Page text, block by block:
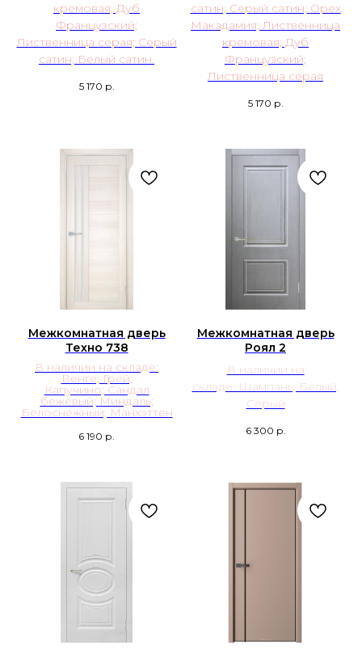
кремовая; Дуб
Французский;
Лиственница серая; Серый
сатин; Белый сатин.
5 170 р.
сатин; Серый сатин; Орех
Макадамия; Лиственница
кремовая; Дуб
Французский;
Лиственница серая
5 170 р.
Межкомнатная дверь
Техно 738
В наличии на складе:
Венге; Грей;
Капучино; Сандал
бежевый; Миндаль;
Белоснежный; Манхэттен
6 190 р.
Межкомнатная дверь
Роял 2
В наличии на
складе: Шампань, Белый,
Серый
6 300 р.